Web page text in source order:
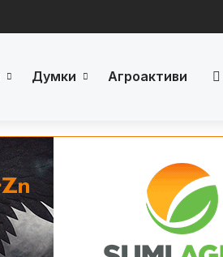
Думки Агроактиви